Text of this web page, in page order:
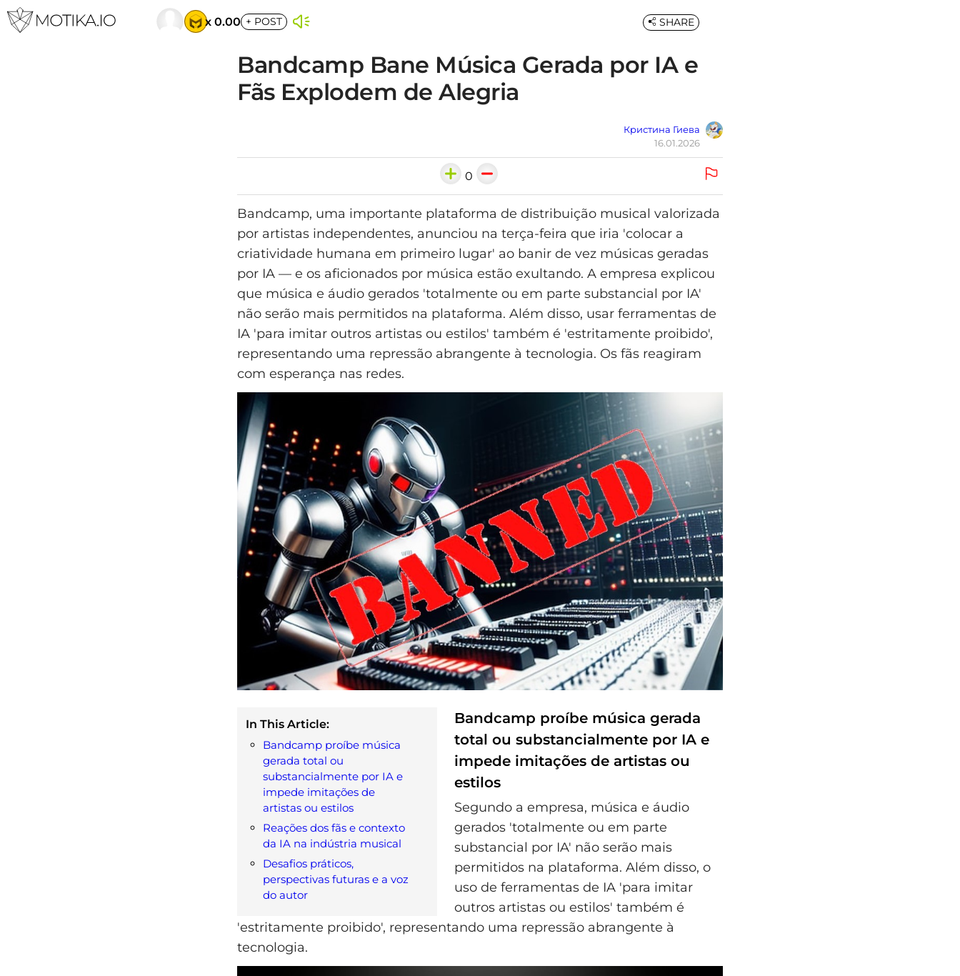
x 0.00 + POST
Bandcamp Bane Música Gerada por IA e
Fãs Explodem de Alegria
Кристина Гиева
16.01.2026
SHARE
0
Bandcamp, uma importante plataforma de distribuição musical valorizada
por artistas independentes, anunciou na terça-feira que iria 'colocar a
criatividade humana em primeiro lugar' ao banir de vez músicas geradas
por IA — e os aficionados por música estão exultando. A empresa explicou
que música e áudio gerados 'totalmente ou em parte substancial por IA'
não serão mais permitidos na plataforma. Além disso, usar ferramentas de
IA 'para imitar outros artistas ou estilos' também é 'estritamente proibido',
representando uma repressão abrangente à tecnologia. Os fãs reagiram
com esperança nas redes.
In This Article:
Bandcamp proíbe música
gerada total ou
substancialmente por IA e
impede imitações de
artistas ou estilos
Reações dos fãs e contexto
da IA na indústria musical
Desafios práticos,
perspectivas futuras e a voz
do autor
Bandcamp proíbe música gerada
total ou substancialmente por IA e
impede imitações de artistas ou
estilos
Segundo a empresa, música e áudio
gerados 'totalmente ou em parte
substancial por IA' não serão mais
permitidos na plataforma. Além disso, o
uso de ferramentas de IA 'para imitar
outros artistas ou estilos' também é
'estritamente proibido', representando uma repressão abrangente à
tecnologia.